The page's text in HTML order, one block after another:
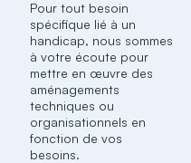
Pour tout besoin
spécifique lié à un
handicap, nous sommes
à votre écoute pour
mettre en œuvre des
aménagements
techniques ou
organisationnels en
fonction de vos
besoins.